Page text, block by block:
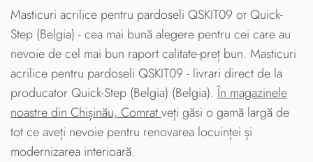
Masticuri acrilice pentru pardoseli QSKIT09 от Quick-
Step (Belgia) - cea mai bună alegere pentru cei care au
nevoie de cel mai bun raport calitate-preț bun. Masticuri
acrilice pentru pardoseli QSKIT09 - livrari direct de la
producator Quick-Step (Belgia) (Belgia).În magazinele
noastre din Chișinău, Comratveți găsi o gamă largă de
tot ce aveți nevoie pentru renovarea locuinței și
modernizarea interioară.